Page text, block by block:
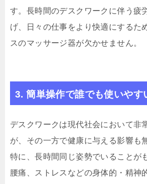
す。長時間のデスクワークに伴う疲
げ、日々の仕事をより快適にするた
スのマッサージ器が欠かせません。
3. 簡単操作で誰でも使いやす
デスクワークは現代社会において非
が、その一方で健康に与える影響も
特に、長時間同じ姿勢でいることが
腰痛、ストレスなどの身体的・精神